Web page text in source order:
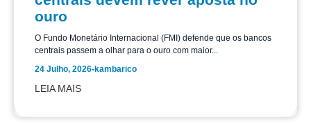
ouro
O Fundo Monetário Internacional (FMI) defende que os bancos
centrais passem a olhar para o ouro com maior...
24 Julho, 2026-kambarico
LEIA MAIS